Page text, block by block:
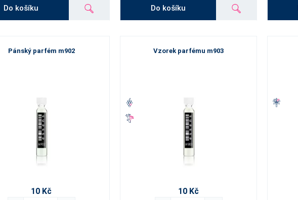
Do košíku Do košíku
Pánský parfém m902
10 Kč
Vzorek parfému m903
10 Kč